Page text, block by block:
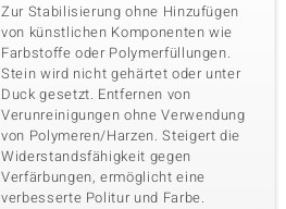
Zur Stabilisierung ohne Hinzufügen
von künstlichen Komponenten wie
Farbstoffe oder Polymerfüllungen.
Stein wird nicht gehärtet oder unter
Duck gesetzt. Entfernen von
Verunreinigungen ohne Verwendung
von Polymeren/Harzen. Steigert die
Widerstandsfähigkeit gegen
Verfärbungen, ermöglicht eine
verbesserte Politur und Farbe.